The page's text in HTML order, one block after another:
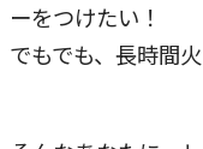
ーをつけたい！
でもでも、長時間